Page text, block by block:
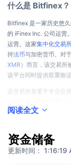
访问最多
社区情绪
区块链排名
预测市场
热门
新版
比特币市值
ETF资金流向
加密货币
比特币 ETF
常见问题
AI 集成
CMC代理
技能市场
x402
头条新闻
Telegram
广告
网站微件
新闻
什么是 Bitfinex？
Bitfinex 是一家历史悠
的 iFinex Inc. 公司运营。
运营。这家集中化交易
持法币与加密货币。对
XMR ）而言，该交易所
该平台同时提供双重验
该交易所着重于专业交
Bitfinex 同时提供其他
Bitfinex 的创始
阅读全文
资金储备
更新时间： 1:16:19